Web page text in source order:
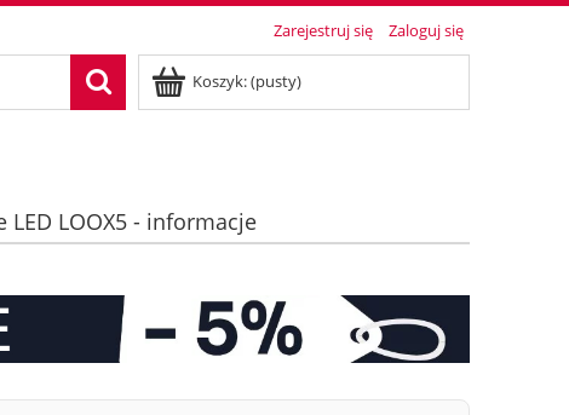
Zarejestruj się Zaloguj się
Koszyk:(pusty)
LED LOOX5 - informacje